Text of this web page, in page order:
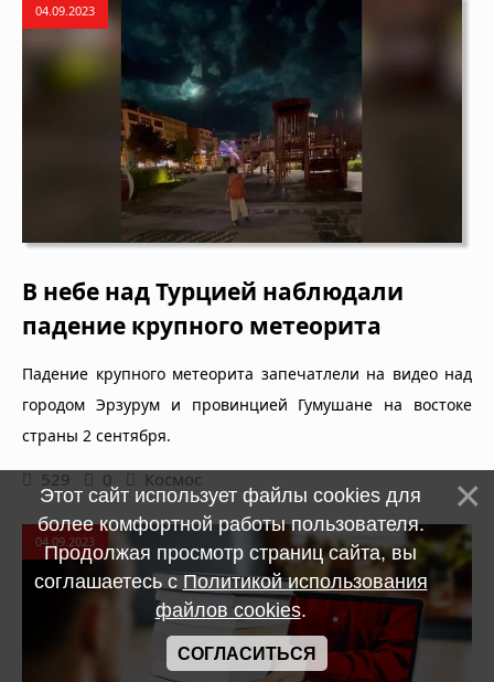
04.09.2023
В небе над Турцией наблюдали
падение крупного метеорита
Падение крупного метеорита запечатлели на видео над
городом Эрзурум и провинцией Гумушане на востоке
страны 2 сентября.
529 0 Космос
04.09.2023
Этот сайт использует файлы cookies для
более комфортной работы пользователя.
Продолжая просмотр страниц сайта, вы
соглашаетесь сПолитикой использования
файлов cookies.
СОГЛАСИТЬСЯ